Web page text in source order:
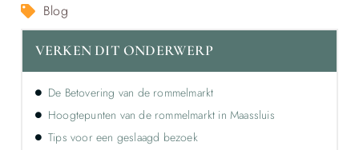
Blog
VERKEN DIT ONDERWERP
De Betovering van de rommelmarkt
Hoogtepunten van de rommelmarkt in Maassluis
Tips voor een geslaagd bezoek